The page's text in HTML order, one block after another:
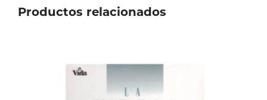
Productos relacionados